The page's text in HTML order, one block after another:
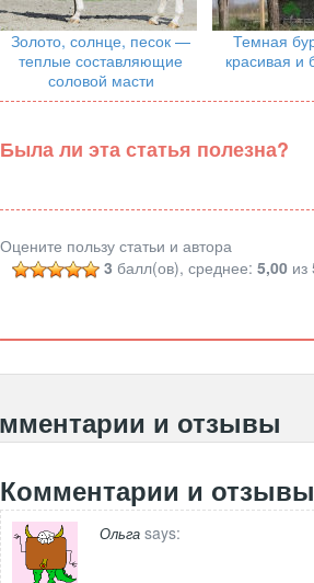
Золото, солнце, песок —
теплые составляющие
соловой масти
Темная
красивая и
Была ли эта статья полезна?
Оцените пользу статьи и автора
3 балл(ов), среднее:5,00 из
и отзывы
Комментарии и отзывы
Ольга says: